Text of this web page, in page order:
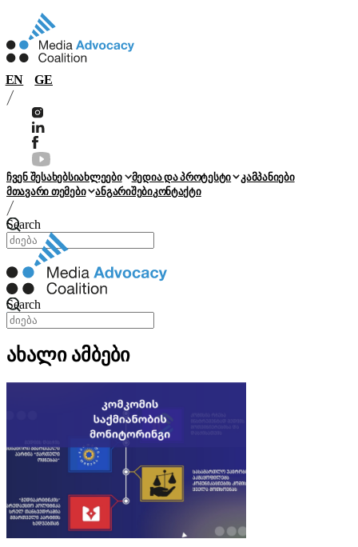
EN GE
ჩვენ შესახებსიახლეები მედია და პროტესტი
კამპანიები
მთავარი თემები
ანგარიშებიკონტაქტი
Search
Search
ახალი ამბები